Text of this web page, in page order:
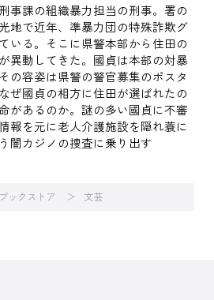
事課の組織暴力担当の刑事。署の
地で近年、準暴力団の特殊詐欺グ
いる。そこに県警本部から住田の
異動してきた。國貞は本部の対暴
の容姿は県警の警官募集のポスタ
ぜ國貞の相方に住田が選ばれたの
があるのか。謎の多い國貞に不審
報を元に老人介護施設を隠れ蓑に
闇カジノの捜査に乗り出す
ックストア 文芸